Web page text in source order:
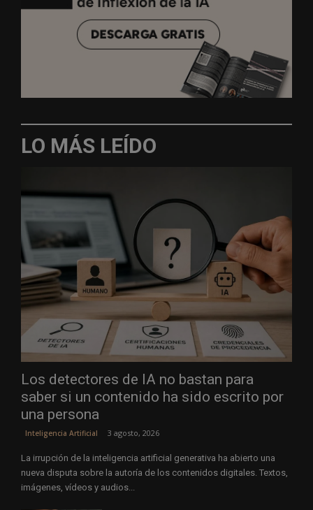
LO MÁS LEÍDO
Los detectores de IA no bastan para
saber si un contenido ha sido escrito por
una persona
Inteligencia Artificial 3 agosto, 2026
La irrupción de la inteligencia artificial generativa ha abierto una
nueva disputa sobre la autoría de los contenidos digitales. Textos,
imágenes, vídeos y audios...